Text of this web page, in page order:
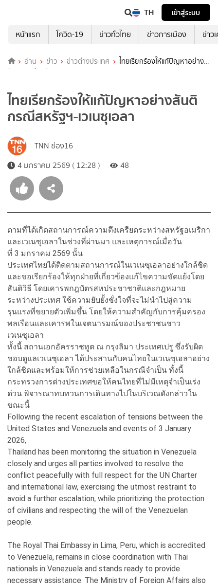
TH
เข้าสู่ระบบ
หน้าแรก
โควิด-19 ข่าวทั่วไทย ข่าวการเมือง ข่าว
อ่าน ข่าว ข่าวต่างประเทศ
ไทยเรียกร้องให้แก้ปัญหาอย่าง
สันติ กรณีสหรัฐฯ-เวเนซุเอลา
ไทยเรียกร้องให้แก้ปัญหาอย่างสันติ
กรณีสหรัฐฯ-เวเนซุเอลา
TNN ช่อง16
4 มกราคม 2569 ( 12:28 )
48
ตามที่ได้เกิดสถานการณ์ความตึงเครียดระหว่างสหรัฐอเมริกา
และเวเนซุเอลาในช่วงที่ผ่านมา และเหตุการณ์เมื่อวัน
ที่ 3 มกราคม 2569 นั้น
ประเทศไทยได้ติดตามสถานการณ์ในเวเนซุเอลาอย่างใกล้ชิด
และขอเรียกร้องให้ทุกฝ่ายที่เกี่ยวข้องแก้ไขความขัดแย้งโดย
สันติวิธี โดยเคารพกฎบัตรสหประชาชาติและกฎหมาย
ระหว่างประเทศ ใช้ความยับยั้งชั่งใจที่จะไม่นำไปสู่ความ
รุนแรงที่ขยายตัวเพิ่มขึ้น โดยให้ความสำคัญกับการคุ้มครอง
พลเรือนและเคารพในเจตนารมณ์ของประชาชนชาว
เวเนซุเอลา
ทั้งนี้ สถานเอกอัครราชทูต ณ กรุงลิมา ประเทศเปรู ซึ่งรับผิด
ชอบดูแลเวเนซุเอลา ได้ประสานกับคนไทยในเวเนซุเอลาอย่าง
ใกล้ชิดและพร้อมให้การช่วยเหลือในกรณีจำเป็น ทั้งนี้
กระทรวงการต่างประเทศขอให้คนไทยที่ไม่มีเหตุจำเป็นเร่ง
ด่วน พิจารณาทบทวนการเดินทางไปในบริเวณดังกล่าวใน
ขณะนี้
Following the recent escalation of tensions between the
United States and Venezuela and events of 3 January
2026,
Thailand has been monitoring the situation in Venezuela
closely and urges all parties involved to resolve the
conflict peacefully with full respect for the UN Charter
and international law, exercising the utmost restraint to
avoid a further escalation, while prioritizing the protection
of civilians and respecting the will of the Venezuelan
people.
The Royal Thai Embassy in Lima, Peru, which is accredited
to Venezuela, remains in close coordination with Thai
nationals in Venezuela and stands ready to provide
necessary assistance. The Ministry of Foreign Affairs also